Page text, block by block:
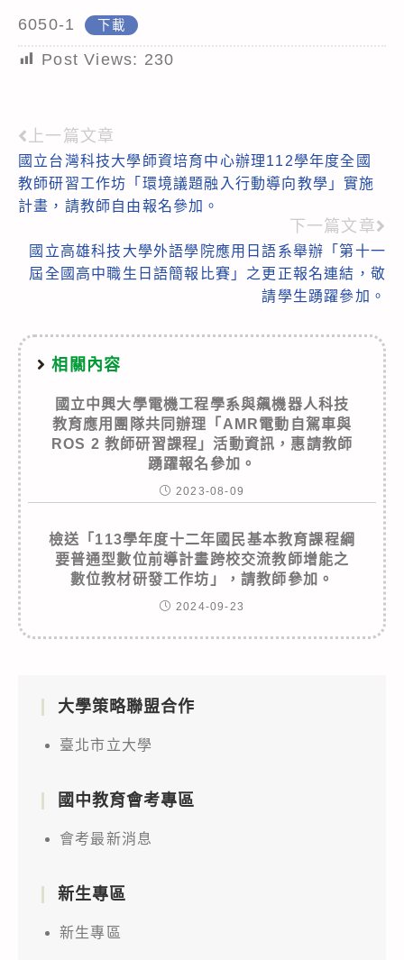
6050-1 下載
Post Views: 230
Read
more
articles
上一篇文章
國立台灣科技大學師資培育中心辦理112學年度全國
教師研習工作坊「環境議題融入行動導向教學」實施
計畫，請教師自由報名參加。
下一篇文章
國立高雄科技大學外語學院應用日語系舉辦「第十一
屆全國高中職生日語簡報比賽」之更正報名連結，敬
請學生踴躍參加。
相關內容
國立中興大學電機工程學系與飆機器人科技
教育應用團隊共同辦理「AMR電動自駕車與
ROS 2 教師研習課程」活動資訊，惠請教師
踴躍報名參加。
2023-08-09
檢送「113學年度十二年國民基本教育課程綱
要普通型數位前導計畫跨校交流教師增能之
數位教材研發工作坊」，請教師參加。
2024-09-23
大學策略聯盟合作
臺北市立大學
國中教育會考專區
會考最新消息
新生專區
新生專區